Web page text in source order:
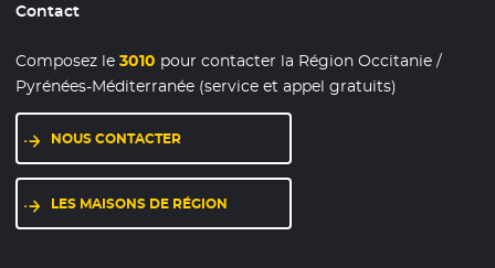
Contact
Composez le3010 pour contacter la Région Occitanie /
Pyrénées-Méditerranée (service et appel gratuits)
NOUS CONTACTER
LES MAISONS DE RÉGION